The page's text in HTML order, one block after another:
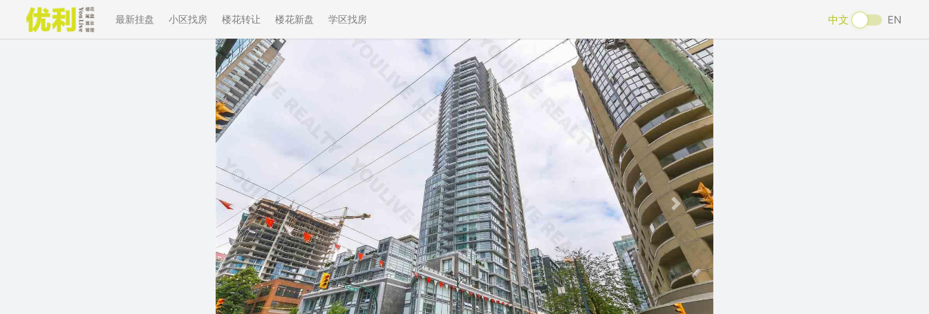
最新挂盘 小区找房 楼花转让 楼花新盘 学区找房 中文 EN
Previous Next